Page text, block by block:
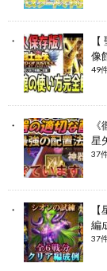
像
49
星
37
編
37